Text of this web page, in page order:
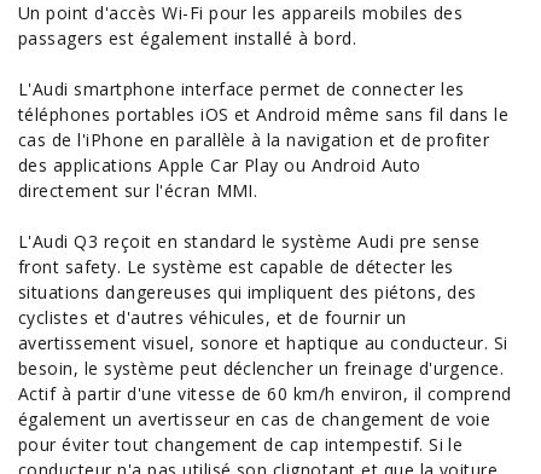
Un point d'accès Wi-Fi pour les appareils mobiles des
passagers est également installé à bord.
L'Audi smartphone interface permet de connecter les
téléphones portables iOS et Android même sans fil dans le
cas de l'iPhone en parallèle à la navigation et de profiter
des applications Apple Car Play ou Android Auto
directement sur l'écran MMI.
L'Audi Q3 reçoit en standard le système Audi pre sense
front safety. Le système est capable de détecter les
situations dangereuses qui impliquent des piétons, des
cyclistes et d'autres véhicules, et de fournir un
avertissement visuel, sonore et haptique au conducteur. Si
besoin, le système peut déclencher un freinage d'urgence.
Actif à partir d'une vitesse de 60 km/h environ, il comprend
également un avertisseur en cas de changement de voie
pour éviter tout changement de cap intempestif. Si le